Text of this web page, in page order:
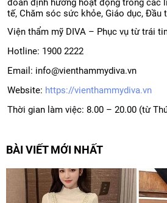
đoàn định hướng hoạt động trong các
tế, Chăm sóc sức khỏe, Giáo dục, Đầu
Viện thẩm mỹ DIVA – Phục vụ từ trái
Hotline: 1900 2222
Email: info@vienthammydiva.vn
Website: https://vienthammydiva.vn
Thời gian làm việc: 8.00 – 20.00 (từ
BÀI VIẾT MỚI NHẤT